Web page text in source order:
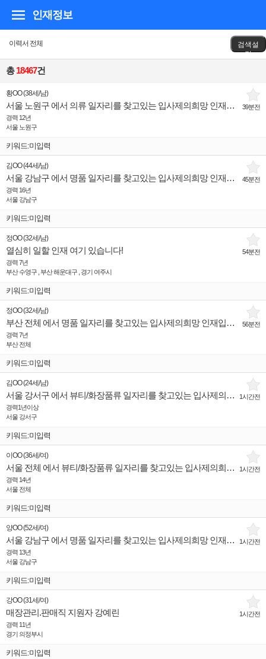
인재정보
이력서 전체
검색설
정
총18467건
39분전
황OO(38세 /남)
서울 노원구 에서 의류 일자리를 찾고있는 입사제의희망 인재입니다.
경력 12년
서울 노원구
키워드:미입력
45분전
김OO(44세 /남)
서울 강남구 에서 명품 일자리를 찾고있는 입사제의희망 인재입니다.
경력 16년
서울 강남구
키워드:미입력
54분전
정OO(32세 /남)
열심히 일할 인재 여기 있습니다!
경력 7년
부산 수영구 , 부산 해운대구 , 경기 여주시
키워드:미입력
56분전
정OO(32세 /남)
부산 전체 에서 명품 일자리를 찾고있는 입사제의희망 인재입니다.
경력 7년
부산 전체
키워드:미입력
1시간전
김OO(24세 /남)
서울 강서구 에서 뷰티/화장품류 일자리를 찾고있는 입사제의희망 인재입니다.
경력1년이상
서울 강서구
키워드:미입력
1시간전
이OO(36세 /여)
서울 전체 에서 뷰티/화장품류 일자리를 찾고있는 입사제의희망 인재입니다.
경력 14년
서울 전체
키워드:미입력
1시간전
양OO(52세 /여)
서울 강남구 에서 명품 일자리를 찾고있는 입사제의희망 인재입니다.
경력 13년
서울 강남구
키워드:미입력
1시간전
강OO(31세 /여)
매장관리.판매직 지원자 강예린
경력 11년
경기 의정부시
키워드:미입력